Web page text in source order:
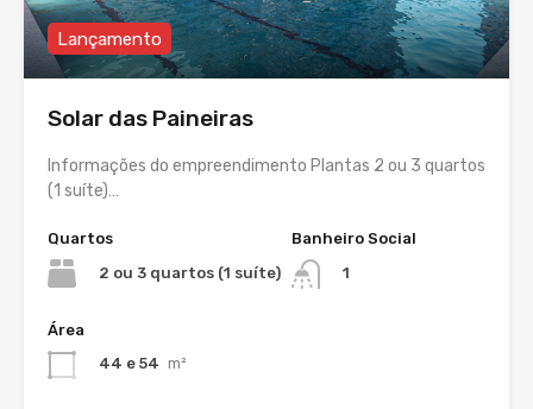
Lançamento
Solar das Paineiras
Informações do empreendimento Plantas 2 ou 3 quartos
(1 suíte)…
Quartos
2 ou 3 quartos (1 suíte)
Banheiro Social
1
Área
44 e 54 m²